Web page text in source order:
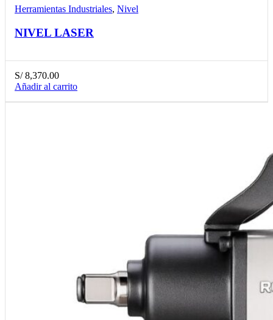
Herramientas Industriales, Nivel
NIVEL LASER
S/8,370.00
Añadir al carrito